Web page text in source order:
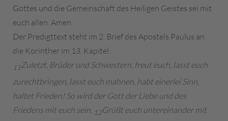
Gottes und die Gemeinschaft des Heiligen Geistes sei mit
euch allen. Amen.
Der Predigttext steht im 2. Brief des Apostels Paulus an
die Korinther im 13. Kapitel:
11Zuletzt, Brüder und Schwestern, freut euch, lasst euch
zurechtbringen, lasst euch mahnen, habt einerlei Sinn,
haltet Frieden! So wird der Gott der Liebe und des
Friedens mit euch sein. 12Grüßt euch untereinander mit